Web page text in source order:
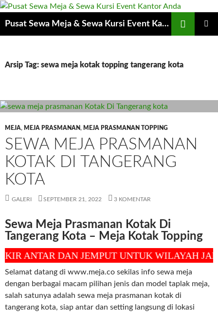
Pusat Sewa Meja & Sewa Kursi Event Kantor Anda
Arsip Tag: sewa meja kotak topping tangerang kota
MEJA, MEJA PRASMANAN, MEJA PRASMANAN TOPPING
SEWA MEJA PRASMANAN
KOTAK DI TANGERANG
KOTA
GALERI SEPTEMBER 21, 2022 3 KOMENTAR
Sewa Meja Prasmanan Kotak Di
Tangerang Kota – Meja Kotak Topping
DAN JEMPUT UNTUK WILAYAH
Selamat datang di www.meja.co sekilas info sewa meja
dengan berbagai macam pilihan jenis dan model taplak meja,
salah satunya adalah sewa meja prasmanan kotak di
tangerang kota, siap antar dan setting langsung di lokasi